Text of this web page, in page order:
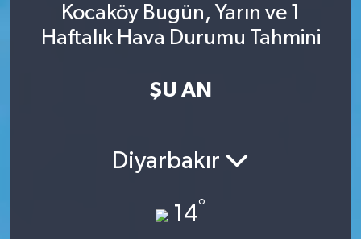
Kocaköy Bugün, Yarın ve 1
Haftalık Hava Durumu Tahmini
ŞU AN
Diyarbakır
14°
TEMETTÜ
İletişim